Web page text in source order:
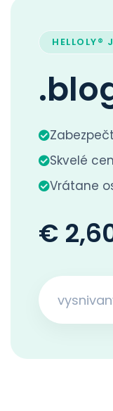
HELLOLY®
Skvelé
Vrátane
€